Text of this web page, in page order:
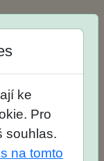
ke
Pro
souhlas.
na tomto